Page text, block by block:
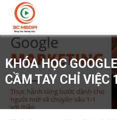
nội
dung
KHÓA HỌC
CẦM TAY CHỈ VIỆC